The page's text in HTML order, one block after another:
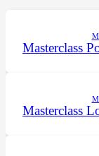
Masterclass
Masterclass